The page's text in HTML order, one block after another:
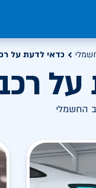
כדאי לדעת על
על
החשמלי